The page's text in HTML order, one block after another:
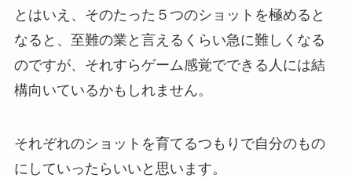
とはいえ、そのたった５つのショットを極めると
なると、至難の業と言えるくらい急に難しくなる
のですが、それすらゲーム感覚でできる人には結
構向いているかもしれません。
それぞれのショットを育てるつもりで自分のもの
にしていったらいいと思います。